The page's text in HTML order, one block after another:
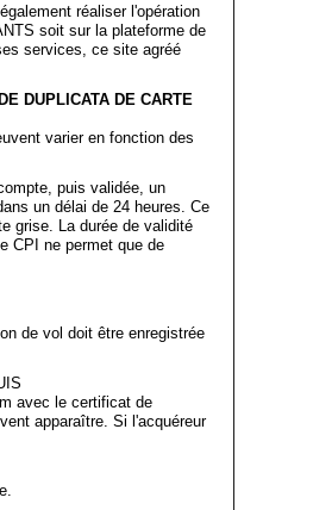
réaliser l'opération
soit sur la plateforme de
services, ce site agréé
DUPLICATA DE CARTE
varier en fonction des
puis validée, un
un délai de 24 heures. Ce
grise. La durée de validité
CPI ne permet que de
de vol doit être enregistrée
avec le certificat de
apparaître. Si l'acquéreur